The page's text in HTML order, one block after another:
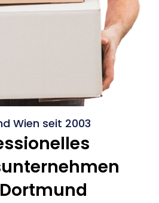
Wien seit 2003